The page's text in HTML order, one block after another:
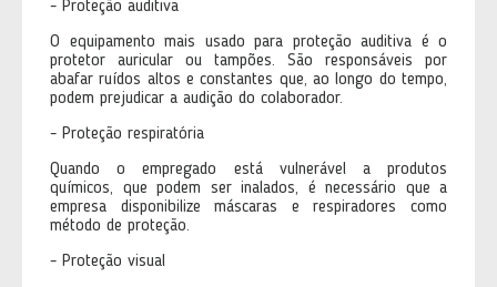
- Proteção auditiva
O equipamento mais usado para proteção auditiva é o
protetor auricular ou tampões. São responsáveis por
abafar ruídos altos e constantes que, ao longo do tempo,
podem prejudicar a audição do colaborador.
- Proteção respiratória
Quando o empregado está vulnerável a produtos
químicos, que podem ser inalados, é necessário que a
empresa disponibilize máscaras e respiradores como
método de proteção.
- Proteção visual